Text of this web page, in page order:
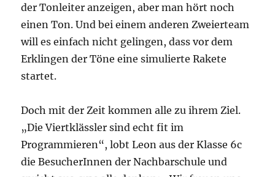
der Tonleiter anzeigen, aber man hört noch
einen Ton. Und bei einem anderen Zweierteam
will es einfach nicht gelingen, dass vor dem
Erklingen der Töne eine simulierte Rakete
startet.
Doch mit der Zeit kommen alle zu ihrem Ziel.
„Die Viertklässler sind echt fit im
Programmieren“, lobt Leon aus der Klasse 6c
die BesucherInnen der Nachbarschule und